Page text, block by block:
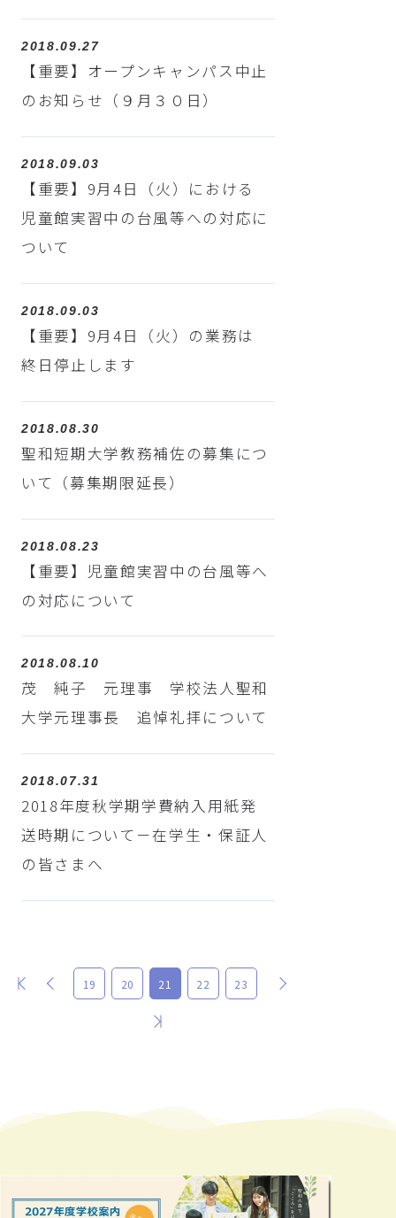
2018.09.27
【重要】オープンキャンパス中止
のお知らせ（９月３０日）
2018.09.03
【重要】9月4日（火）における
児童館実習中の台風等への対応に
ついて
2018.09.03
【重要】9月4日（火）の業務は
終日停止します
2018.08.30
聖和短期大学教務補佐の募集につ
いて（募集期限延長）
2018.08.23
【重要】児童館実習中の台風等へ
の対応について
2018.08.10
茂 純子 元理事 学校法人聖和
大学元理事長 追悼礼拝について
2018.07.31
2018年度秋学期学費納入用紙発
送時期について－在学生・保証人
の皆さまへ
最初 前 19 20 21 22 23
最後